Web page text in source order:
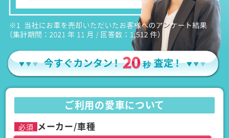
ご利用の愛車について
必須 メーカー/車種